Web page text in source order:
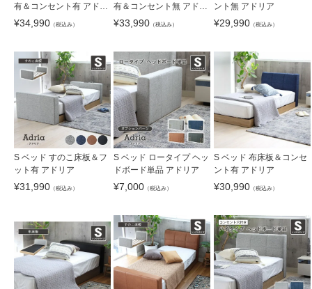
有＆コンセント有 アドリ
ア
¥34,990 （税込み）
有＆コンセント無 アドリ
ア
¥33,990 （税込み）
ント無 アドリア
¥29,990（税込み）
S ベッド すのこ床板＆フ
ット有 アドリア
¥31,990 （税込み）
S ベッド ロータイプ ヘッ
ドボード単品 アドリア
¥7,000 （税込み）
S ベッド 布床板＆コンセ
ント有 アドリア
¥30,990（税込み）